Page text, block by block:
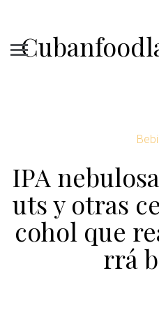
IPA
uts y otras
cohol que
rrá